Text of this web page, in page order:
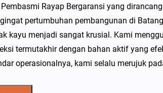
Rayap Bergaransi yang
pertumbuhan pembangunan di
kayu menjadi sangat krusial. Kami
termutakhir dengan bahan aktif yang
operasionalnya, kami selalu merujuk